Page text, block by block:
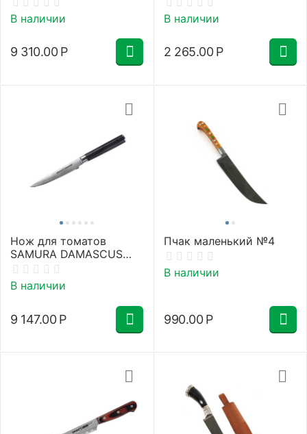
В наличии
9 310.00 Р
рукоять)
В наличии
2 265.00 Р
Нож для томатов
SAMURA DAMASCUS
SD-0071/Y
В наличии
9 147.00 Р
Пчак маленький №4
В наличии
990.00 Р